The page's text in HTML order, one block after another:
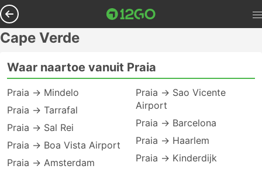
Cape Verde
Waar naartoe vanuit Praia
Praia → Mindelo
Praia → Tarrafal
Praia → Sal Rei
Praia → Boa Vista Airport
Praia → Amsterdam
Praia → Sao Vicente
Airport
Praia → Barcelona
Praia → Haarlem
Praia → Kinderdijk